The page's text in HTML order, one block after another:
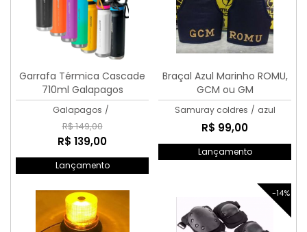
Garrafa Térmica Cascade
710ml Galapagos
Galapagos /
R$ 149,00
R$ 139,00
Lançamento
Braçal Azul Marinho ROMU,
GCM ou GM
Samuray coldres / azul
R$ 99,00
Lançamento
-14%